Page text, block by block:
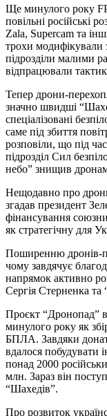
Ще минулого року
повільні російські
Zala, Supercam та
трохи модифікували
підрозділи малими
відпрацювали
Тепер дрони-
значно швидші
спеціалізовані
саме під збиття
розповіли, що під
підрозділ Сил
небо” знищив
Нещодавно про
згадав президент
фінансування
як стратегічну для
Поширенню дронів-
чому завдячує
напрямок активно
Сергія Стерненка
Проєкт “Дронопад”
минулого року як
БПЛА. Завдяки
вдалося побудувати
понад 2000
млн. Зараз він
“Шахедів”.
Про розвиток